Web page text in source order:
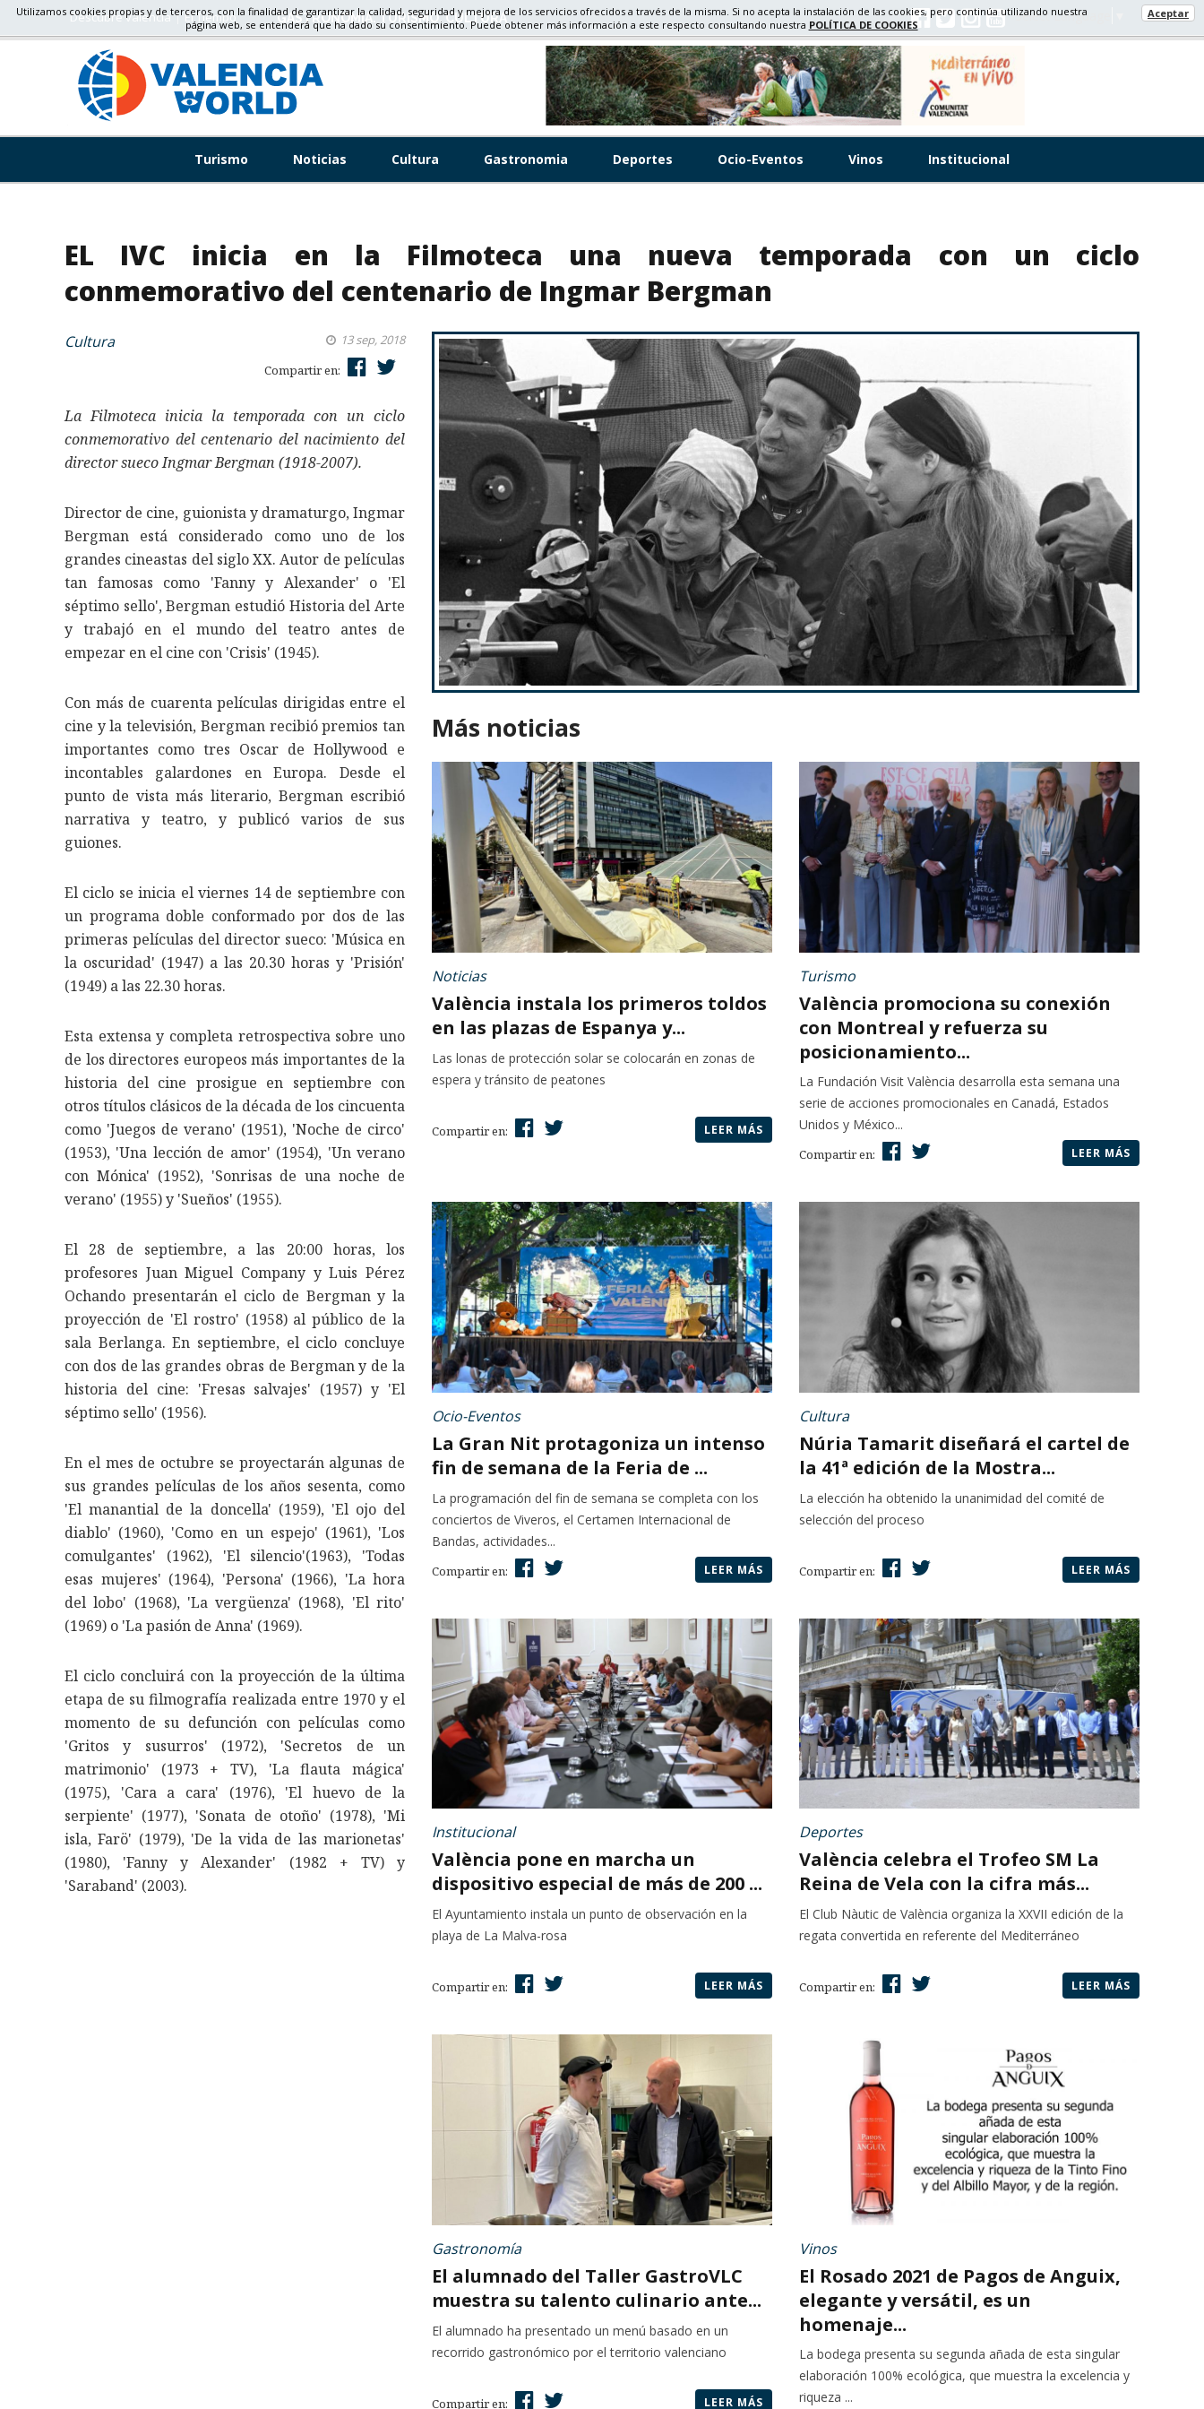
Descubre valencia El Tiempo GASTRONOMÍA, TURISMO, CULTURA Select Language
Turismo Noticias Cultura Gastronomia Deportes Ocio-Eventos Vinos Institucional
EL IVC inicia en la Filmoteca una nueva temporada con un ciclo
conmemorativo del centenario de Ingmar Bergman
Cultura
13 sep, 2018
Compartir en:
La Filmoteca inicia la temporada con un ciclo
conmemorativo del centenario del nacimiento del
director sueco Ingmar Bergman (1918-2007).
Director de cine, guionista y dramaturgo, Ingmar
Bergman está considerado como uno de los
grandes cineastas del siglo XX. Autor de películas
tan famosas como 'Fanny y Alexander' o 'El
séptimo sello', Bergman estudió Historia del Arte
y trabajó en el mundo del teatro antes de
empezar en el cine con 'Crisis' (1945).
Con más de cuarenta películas dirigidas entre el
cine y la televisión, Bergman recibió premios tan
importantes como tres Oscar de Hollywood e
incontables galardones en Europa. Desde el
punto de vista más literario, Bergman escribió
narrativa y teatro, y publicó varios de sus
guiones.
El ciclo se inicia el viernes 14 de septiembre con
un programa doble conformado por dos de las
primeras películas del director sueco: 'Música en
la oscuridad' (1947) a las 20.30 horas y 'Prisión'
(1949) a las 22.30 horas.
Esta extensa y completa retrospectiva sobre uno
de los directores europeos más importantes de la
historia del cine prosigue en septiembre con
otros títulos clásicos de la década de los cincuenta
como 'Juegos de verano' (1951), 'Noche de circo'
(1953), 'Una lección de amor' (1954), 'Un verano
con Mónica' (1952), 'Sonrisas de una noche de
verano' (1955) y 'Sueños' (1955).
El 28 de septiembre, a las 20:00 horas, los
profesores Juan Miguel Company y Luis Pérez
Ochando presentarán el ciclo de Bergman y la
proyección de 'El rostro' (1958) al público de la
sala Berlanga. En septiembre, el ciclo concluye
con dos de las grandes obras de Bergman y de la
historia del cine: 'Fresas salvajes' (1957) y 'El
séptimo sello' (1956).
En el mes de octubre se proyectarán algunas de
sus grandes películas de los años sesenta, como
'El manantial de la doncella' (1959), 'El ojo del
diablo' (1960), 'Como en un espejo' (1961), 'Los
comulgantes' (1962), 'El silencio'(1963), 'Todas
esas mujeres' (1964), 'Persona' (1966), 'La hora
del lobo' (1968), 'La vergüenza' (1968), 'El rito'
(1969) o 'La pasión de Anna' (1969).
El ciclo concluirá con la proyección de la última
etapa de su filmografía realizada entre 1970 y el
momento de su defunción con películas como
'Gritos y susurros' (1972), 'Secretos de un
matrimonio' (1973 + TV), 'La flauta mágica'
(1975), 'Cara a cara' (1976), 'El huevo de la
serpiente' (1977), 'Sonata de otoño' (1978), 'Mi
isla, Farö' (1979), 'De la vida de las marionetas'
(1980), 'Fanny y Alexander' (1982 + TV) y
'Saraband' (2003).
Más noticias
Noticias
València instala los primeros toldos
en las plazas de Espanya y...
Las lonas de protección solar se colocarán en zonas de
espera y tránsito de peatones
Compartir en: LEER MÁS
Turismo
València promociona su conexión
con Montreal y refuerza su
posicionamiento...
La Fundación Visit València desarrolla esta semana una
serie de acciones promocionales en Canadá, Estados
Unidos y México...
Compartir en: LEER MÁS
Ocio-Eventos
La Gran Nit protagoniza un intenso
fin de semana de la Feria de ...
La programación del fin de semana se completa con los
conciertos de Viveros, el Certamen Internacional de
Bandas, actividades...
Compartir en: LEER MÁS
Cultura
Núria Tamarit diseñará el cartel de
la 41ª edición de la Mostra...
La elección ha obtenido la unanimidad del comité de
selección del proceso
Compartir en: LEER MÁS
Institucional
València pone en marcha un
dispositivo especial de más de 200 ...
El Ayuntamiento instala un punto de observación en la
playa de La Malva-rosa
Compartir en: LEER MÁS
Deportes
València celebra el Trofeo SM La
Reina de Vela con la cifra más...
El Club Nàutic de València organiza la XXVII edición de la
regata convertida en referente del Mediterráneo
Compartir en: LEER MÁS
Gastronomía
El alumnado del Taller GastroVLC
muestra su talento culinario ante...
El alumnado ha presentado un menú basado en un
recorrido gastronómico por el territorio valenciano
Compartir en: LEER MÁS
Vinos
El Rosado 2021 de Pagos de Anguix,
elegante y versátil, es un
homenaje...
La bodega presenta su segunda añada de esta singular
elaboración 100% ecológica, que muestra la excelencia y
riqueza ...
Utilizamos cookies propias y de terceros, con la finalidad de garantizar la calidad, seguridad y mejora de los servicios ofrecidos a través de la misma. Si no acepta la instalación de las cookies, pero continúa utilizando nuestra
página web, se entenderá que ha dado su consentimiento. Puede obtener más información a este respecto consultando nuestra POLÍTICA DE COOKIES
Aceptar